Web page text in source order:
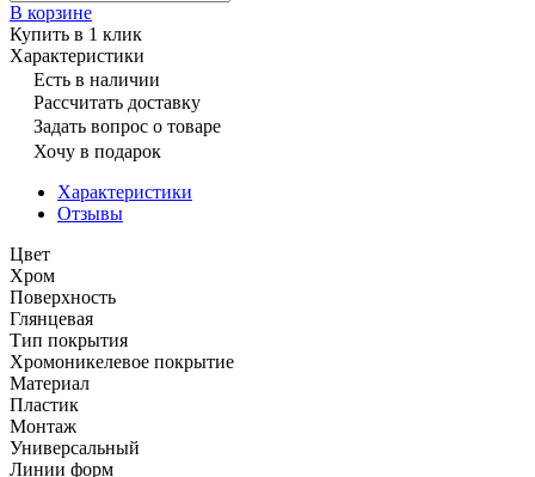
В корзине
Купить в 1 клик
Характеристики
Есть в наличии
Рассчитать доставку
Задать вопрос о товаре
Хочу в подарок
Характеристики
Отзывы
Цвет
Хром
Поверхность
Глянцевая
Тип покрытия
Хромоникелевое покрытие
Материал
Пластик
Монтаж
Универсальный
Линии форм